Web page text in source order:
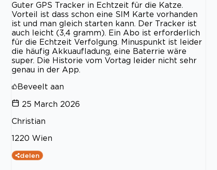
Guter GPS Tracker in Echtzeit für die Katze.
Vorteil ist dass schon eine SIM Karte vorhanden
ist und man gleich starten kann. Der Tracker ist
auch leicht (3,4 gramm). Ein Abo ist erforderlich
für die Echtzeit Verfolgung. Minuspunkt ist leider
die häufig Akkuaufladung, eine Baterrie wäre
super. Die Historie vom Vortag leider nicht sehr
genau in der App.
Beveelt aan
25 March 2026
Christian
1220 Wien
delen